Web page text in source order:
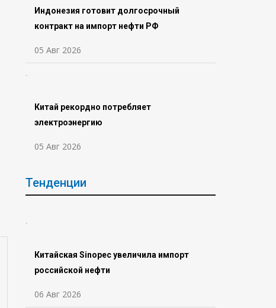
Индонезия готовит долгосрочный
контракт на импорт нефти РФ
05 Авг 2026
Китай рекордно потребляет
электроэнергию
05 Авг 2026
Тенденции
Китайская Sinopec увеличила импорт
российской нефти
06 Авг 2026